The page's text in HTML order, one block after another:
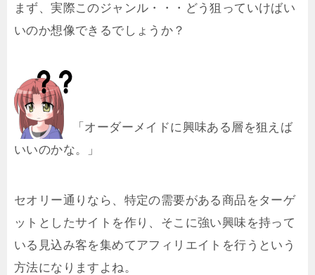
まず、実際このジャンル・・・どう狙っていけばい
いのか想像できるでしょうか？
「オーダーメイドに興味ある層を狙えば
いいのかな。」
セオリー通りなら、特定の需要がある商品をターゲ
ットとしたサイトを作り、そこに強い興味を持って
いる見込み客を集めてアフィリエイトを行うという
方法になりますよね。